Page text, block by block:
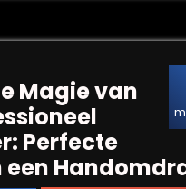
Magie van
Perfecte
een